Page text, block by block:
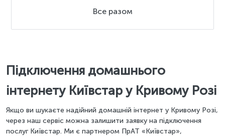
Все разом
Підключення домашнього
інтернету Київстар у Кривому Розі
Якщо ви шукаєте надійний домашній інтернет у Кривому Розі,
через наш сервіс можна залишити заявку на підключення
послуг Київстар. Ми є партнером ПрАТ «Київстар»,